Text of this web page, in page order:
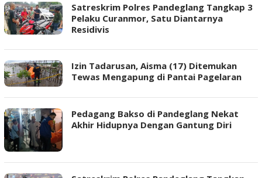
Satreskrim Polres Pandeglang Tangkap 3
Pelaku Curanmor, Satu Diantarnya
Residivis
Izin Tadarusan, Aisma (17) Ditemukan
Tewas Mengapung di Pantai Pagelaran
Pedagang Bakso di Pandeglang Nekat
Akhir Hidupnya Dengan Gantung Diri